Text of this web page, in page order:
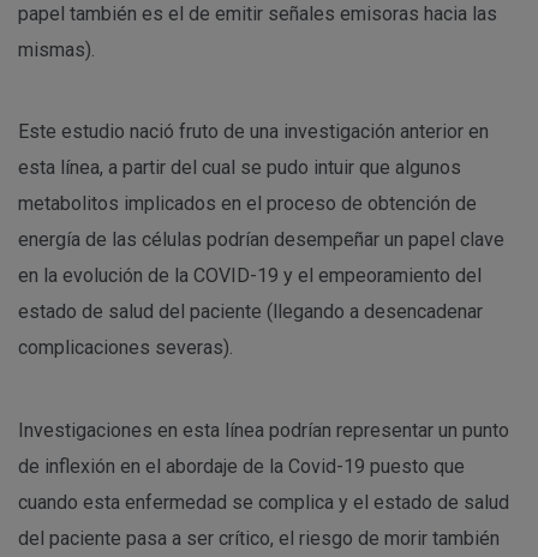
papel también es el de emitir señales emisoras hacia las
mismas).
Este estudio nació fruto de una investigación anterior en
esta línea, a partir del cual se pudo intuir que algunos
metabolitos implicados en el proceso de obtención de
energía de las células podrían desempeñar un papel clave
en la evolución de la COVID-19 y el empeoramiento del
estado de salud del paciente (llegando a desencadenar
complicaciones severas).
Investigaciones en esta línea podrían representar un punto
de inflexión en el abordaje de la Covid-19 puesto que
cuando esta enfermedad se complica y el estado de salud
del paciente pasa a ser crítico, el riesgo de morir también